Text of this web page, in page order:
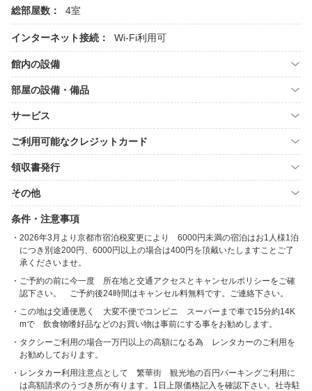
総部屋数： 4室
インターネット接続： Wi-Fi利用可
館内の設備
部屋の設備・備品
サービス
ご利用可能なクレジットカード
領収書発行
その他
条件・注意事項
2026年3月より京都市宿泊税変更により 6000円未満の宿泊はお1人様1泊
につき別途200円、6000円以上の場合は400円を頂戴いたしますことご了
承くださいませ。
ご予約の前に今一度 所在地と交通アクセスとキャンセルポリシーをご確
認下さい。 ご予約後24時間はキャンセル料無料です。ご連絡下さい。
この地は交通便悪く 大変不便でコンビニ スーパーまで車で15分約14K
mで 飲食物嗜好品などのお買い物は事前にする事をお勧めします。
タクシーご利用の場合一万円以上の高額になる為 レンタカーのご利用を
お勧めしております。
レンタカー利用注意点として 繁華街 観光地の百円パーキングご利用に
は高額請求のうづき所が有ります。1日上限価格記入を確認下さい。社寺駐